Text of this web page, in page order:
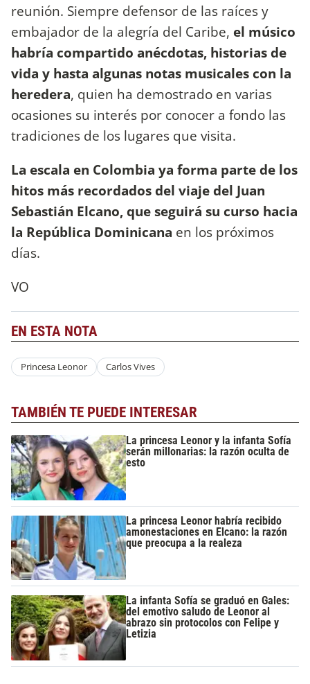
reunión. Siempre defensor de las raíces y
embajador de la alegría del Caribe, el músico
habría compartido anécdotas, historias de
vida y hasta algunas notas musicales con la
heredera, quien ha demostrado en varias
ocasiones su interés por conocer a fondo las
tradiciones de los lugares que visita.
La escala en Colombia ya forma parte de los
hitos más recordados del viaje del Juan
Sebastián Elcano, que seguirá su curso hacia
la República Dominicana en los próximos
días.
VO
EN ESTA NOTA
Princesa Leonor Carlos Vives
TAMBIÉN TE PUEDE INTERESAR
La princesa Leonor y la infanta Sofía
serán millonarias: la razón oculta de
esto
La princesa Leonor habría recibido
amonestaciones en Elcano: la razón
que preocupa a la realeza
La infanta Sofía se graduó en Gales:
del emotivo saludo de Leonor al
abrazo sin protocolos con Felipe y
Letizia